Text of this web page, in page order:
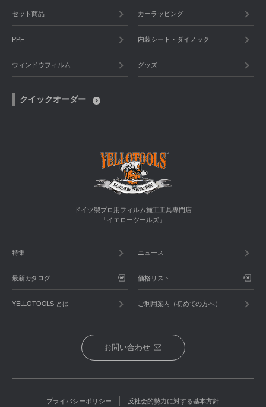
セット商品 カーラッピング
PPF 内装シート・ダイノック
ウィンドウフィルム グッズ
クイックオーダー
ドイツ製プロ用フィルム施工工具専門店
「イエローツールズ」
特集 ニュース
最新カタログ 価格リスト
YELLOTOOLS とは ご利用案内（初めての方へ）
お問い合わせ
プライバシーポリシー 反社会的勢力に対する基本方針